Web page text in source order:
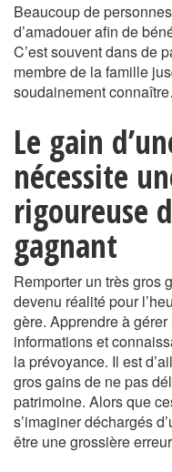
Beaucoup de
d’amadouer afin de
C’est souvent dans de
membre de la famille
soudainement
Le gain
nécessite
rigoureuse
gagnant
Remporter un très gros
devenu réalité pour
gère. Apprendre à
informations et
la prévoyance. Il est
gros gains de ne pas
patrimoine. Alors que
s’imaginer déchargés
être une grossière